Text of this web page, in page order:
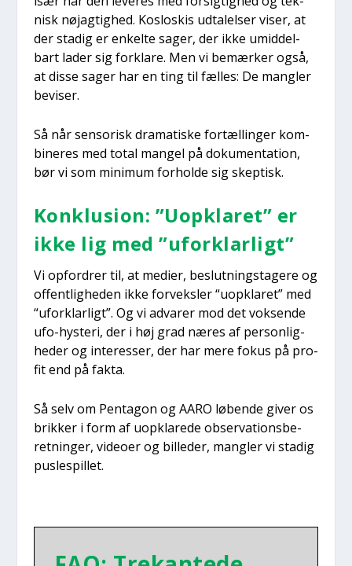
nisk nøj­ag­tig­hed. Koslo­skis udta­lel­ser viser, at
der sta­dig er enkel­te sager, der ikke umid­del­
bart lader sig for­kla­re. Men vi bemær­ker også,
at dis­se sager har en ting til fæl­les: De mang­ler
bevi­ser.
Så når sen­so­risk dra­ma­ti­ske for­tæl­lin­ger kom­
bi­ne­res med total man­gel på doku­men­ta­tion,
bør vi som mini­mum for­hol­de sig skep­tisk.
Kon­klu­sion: ”Uopkla­ret” er
ikke lig med ”ufor­klar­ligt”
Vi opfor­drer til, at medi­er, beslut­nings­ta­ge­re og
offent­lig­he­den ikke for­veks­ler “uopkla­ret” med
“ufor­klar­ligt”. Og vi adva­rer mod det vok­sen­de
ufo-hyste­ri, der i høj grad næres af per­son­lig­
he­der og inter­es­ser, der har mere fokus på pro­
fit end på fak­ta.
Så selv om Pen­ta­gon og AARO løben­de giver os
brik­ker i form af uopkla­re­de obser­va­tions­be­
ret­nin­ger, video­er og bil­le­der, mang­ler vi sta­dig
pus­le­spil­let.